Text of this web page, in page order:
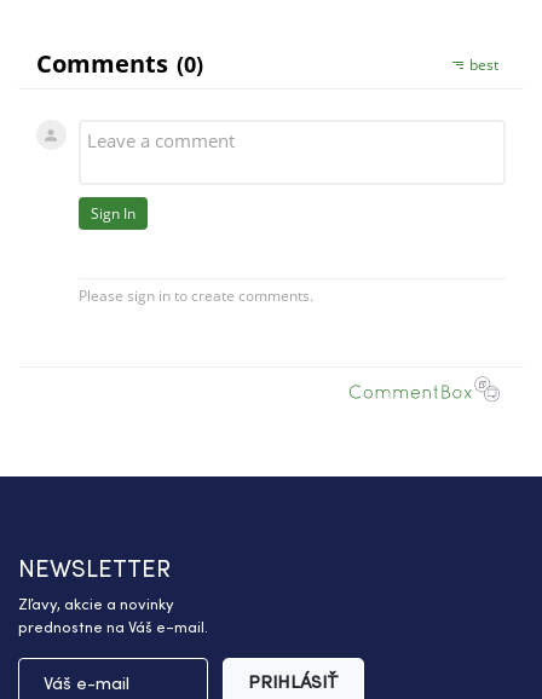
NEWSLETTER
Zľavy, akcie a novinky
prednostne na Váš e-mail.
PRIHLÁSIŤ